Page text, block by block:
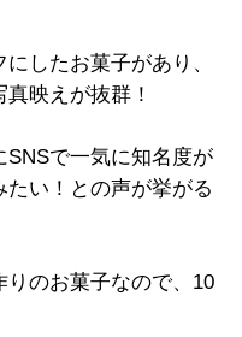
したお菓子があり、
映えが抜群！
で一気に知名度が
い！との声が挙がる
りのお菓子なので、10